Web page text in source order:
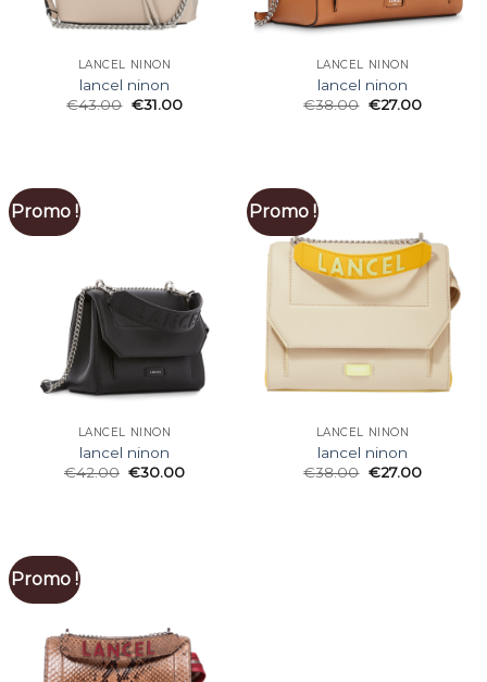
LANCEL NINON
lancel ninon
€43.00 €31.00
LANCEL NINON
lancel ninon
€38.00 €27.00
Promo !
LANCEL NINON
lancel ninon
€42.00 €30.00
Promo !
LANCEL NINON
lancel ninon
€38.00 €27.00
Promo !